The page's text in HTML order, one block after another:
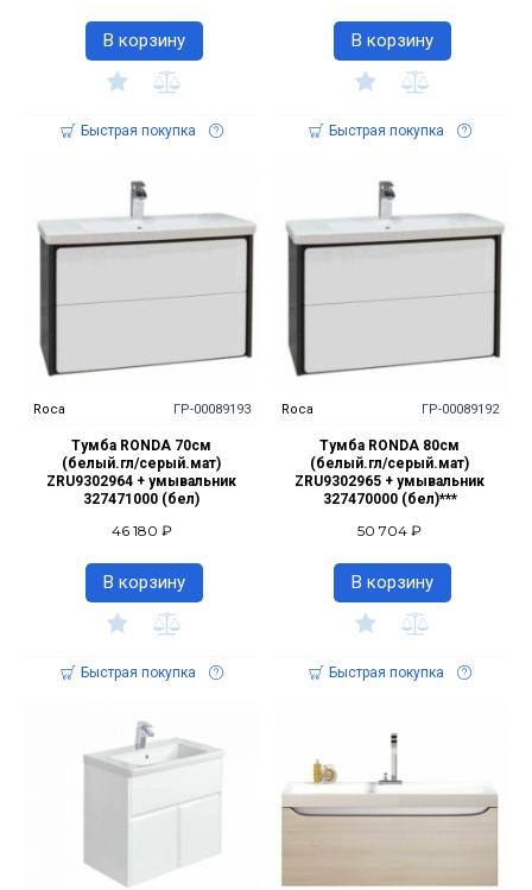
В корзину
Быстрая покупка
В корзину
Быстрая покупка
Roca ГР-00089193
Тумба RONDA 70см
(белый.гл/серый.мат)
ZRU9302964 + умывальник
327471000 (бел)
46 180 ₽
В корзину
Быстрая покупка
Roca ГР-00089192
Тумба RONDA 80см
(белый.гл/серый.мат)
ZRU9302965 + умывальник
327470000 (бел)***
50 704 ₽
В корзину
Быстрая покупка